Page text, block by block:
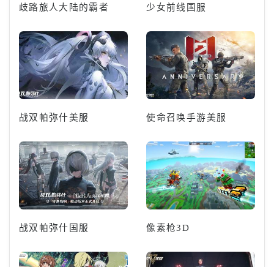
歧路旅人大陆的霸者 少女前线国服
战双帕弥什美服 使命召唤手游美服
战双帕弥什国服 像素枪3D